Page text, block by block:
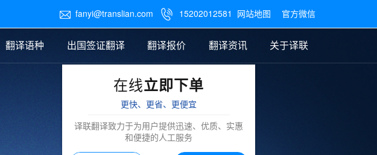
 fanyi@translian.com  15202012581 网站地图 官方微信
图纸翻译
翻译语种 出国签证翻译 翻译报价
笔译翻译报价
翻译资讯
公证样本
关于译联
在线立即下单
更快、更省、更便宜
译联翻译致力于为用户提供迅速、优质、实惠
和便捷的人工服务